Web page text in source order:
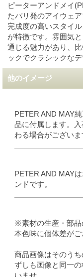
ピーターアンドメイ
たパリ発のアイウェ
完成度の高いスタイ
が特徴です。雰囲気
通じる魅力があり、
ックでクラシックな
他のイメージ
PETER AND MAY
品に付属します。
わる場合がございま
PETER AND MAY
ンドです。
※素材の生産・部品
本色味に個体差がご
商品画像はそのう
ずしも画像と同一
いませ。